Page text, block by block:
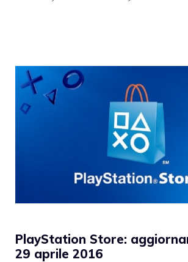
PlayStation Store:
29 aprile 2016